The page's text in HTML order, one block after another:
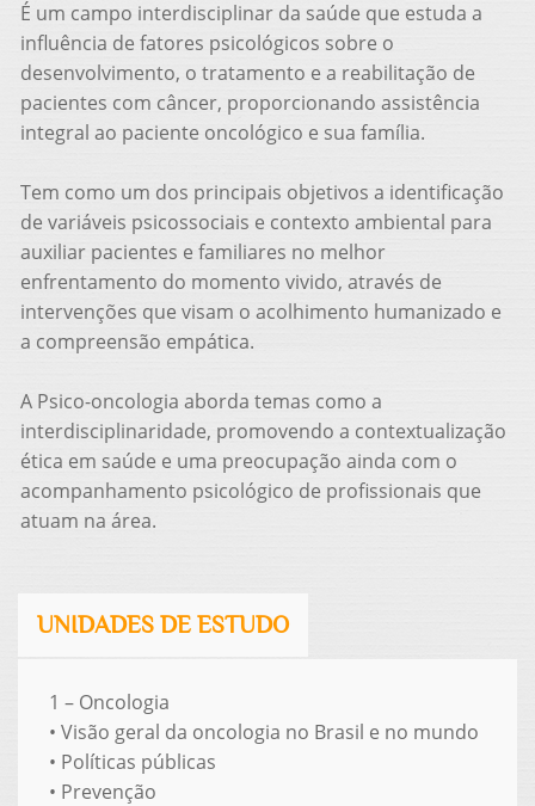
É um campo interdisciplinar da saúde que estuda a
influência de fatores psicológicos sobre o
desenvolvimento, o tratamento e a reabilitação de
pacientes com câncer, proporcionando assistência
integral ao paciente oncológico e sua família.
Tem como um dos principais objetivos a identificação
de variáveis psicossociais e contexto ambiental para
auxiliar pacientes e familiares no melhor
enfrentamento do momento vivido, através de
intervenções que visam o acolhimento humanizado e
a compreensão empática.
A Psico-oncologia aborda temas como a
interdisciplinaridade, promovendo a contextualização
ética em saúde e uma preocupação ainda com o
acompanhamento psicológico de profissionais que
atuam na área.
UNIDADES DE ESTUDO
1 – Oncologia
• Visão geral da oncologia no Brasil e no mundo
• Políticas públicas
• Prevenção